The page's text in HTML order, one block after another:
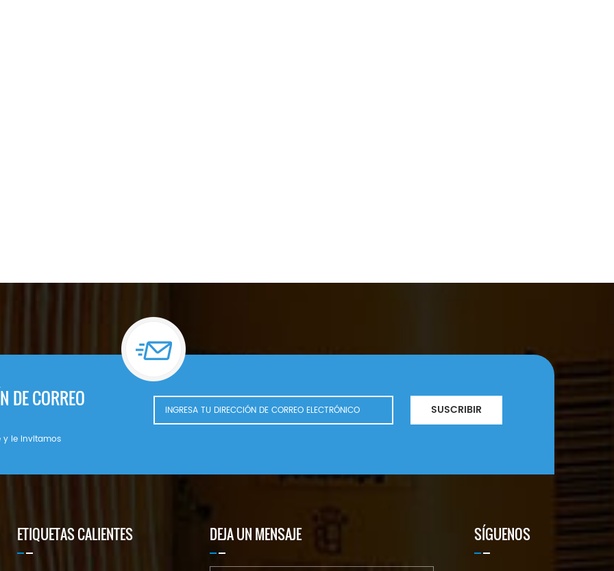
DE CORREO
y le invitamos
SUSCRIBIR
ETIQUETAS CALIENTES DEJA UN MENSAJE SÍGUENOS